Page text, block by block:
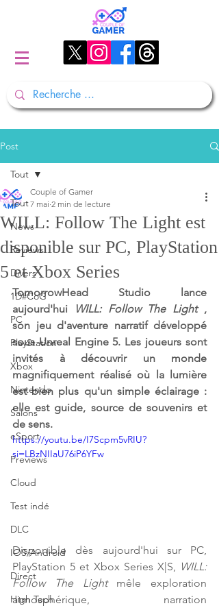
Post
Tout
News
Reviews
Divers
1D#CoG
PC
PlayStation
Xbox
Nintendo
Salons
eSport
Previews
Cloud
Test indé
DLC
IOS/Android
Direct
High Tech
Tout
WILL: Follow The Light est
disponible sur PC, PlayStation
5 et Xbox Series
Couple of Gamer
7 mai 2 min de lecture
TomorrowHead Studio lance
aujourd'hui
WILL: Follow The Light ,
son jeu d'aventure narratif développé
sous Unreal Engine 5. Les joueurs sont
invités à découvrir un monde
magnifiquement réalisé où la lumière
est bien plus qu'un simple éclairage :
elle est guide, source de souvenirs et
de sens.
https://youtu.be/I7Scpm5vRIU?
si=LBzNIIaU76iP6YFw
Disponible dès aujourd'hui sur PC,
PlayStation 5 et Xbox Series X|S,
WILL:
Follow The Light mêle exploration
atmosphérique, narration